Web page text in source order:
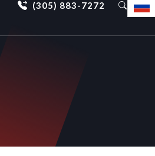
(305) 883-7272